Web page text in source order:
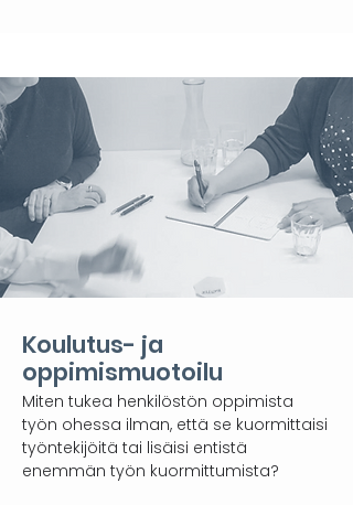
Koulutus- ja
oppimismuotoilu
Miten tukea henkilöstön oppimista
työn ohessa ilman, että se kuormittaisi
työntekijöitä tai lisäisi entistä
enemmän työn kuormittumista?